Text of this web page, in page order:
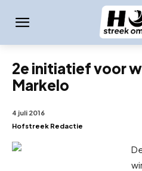
2e initiatief voor
Markelo
4 juli 2016
Hofstreek Redactie